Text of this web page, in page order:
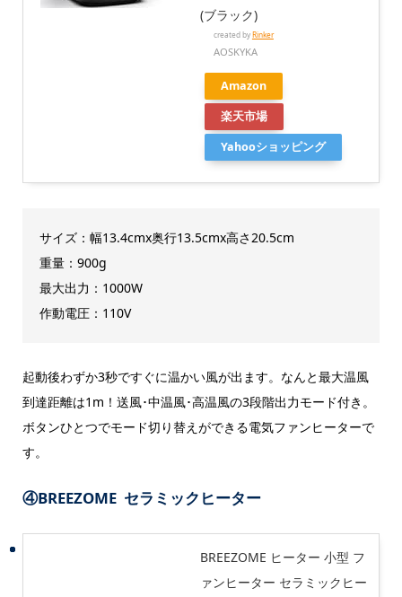
(ブラック)
created byRinker
AOSKYKA
Amazon
楽天市場
Yahooショッピング
サイズ：幅13.4cmx奥行13.5cmx高さ20.5cm
重量：900g
最大出力：1000W
作動電圧：110V
起動後わずか3秒ですぐに温かい風が出ます。なんと最大温風
到達距離は1m！送風･中温風･高温風の3段階出力モード付き。
ボタンひとつでモード切り替えができる電気ファンヒーターで
す。
④BREEZOME セラミックヒーター
BREEZOME ヒーター 小型 フ
ァンヒーター セラミックヒー